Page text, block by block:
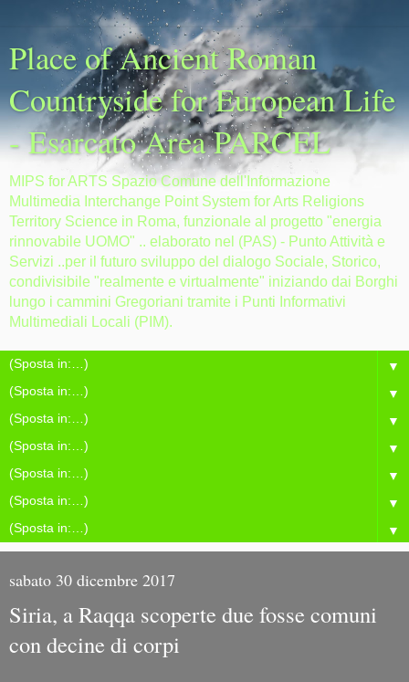
Place of Ancient Roman
Countryside for European Life
- Esarcato Area PARCEL
MIPS for ARTS Spazio Comune dell'Informazione
Multimedia Interchange Point System for Arts Religions
Territory Science in Roma, funzionale al progetto "energia
rinnovabile UOMO" .. elaborato nel (PAS) - Punto Attività e
Servizi ..per il futuro sviluppo del dialogo Sociale, Storico,
condivisibile "realmente e virtualmente" iniziando dai Borghi
lungo i cammini Gregoriani tramite i Punti Informativi
Multimediali Locali (PIM).
▼
▼
▼
▼
▼
▼
▼
sabato 30 dicembre 2017
Siria, a Raqqa scoperte due fosse comuni
con decine di corpi